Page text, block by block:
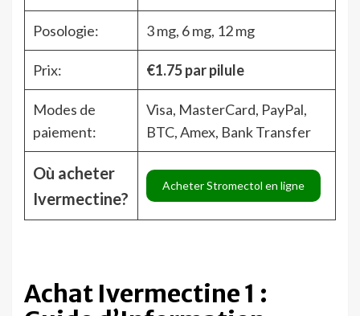
Posologie: 3 mg, 6 mg, 12 mg
Prix: €1.75par pilule
Modes de
paiement:
Visa, MasterCard, PayPal,
BTC, Amex, Bank Transfer
Où acheter
Ivermectine?
Acheter Stromectol en ligne
Achat Ivermectine 1 :